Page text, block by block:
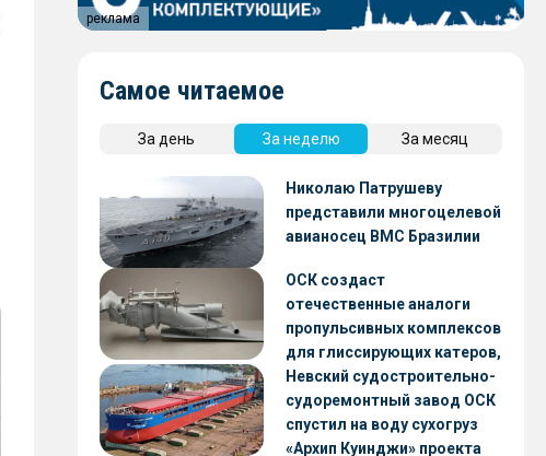
реклама
Самое читаемое
За день За неделю За месяц
Николаю Патрушеву
представили многоцелевой
авианосец ВМС Бразилии
ОСК создаст
отечественные аналоги
пропульсивных комплексов
для глиссирующих катеров,
скоростных судов и судов с
малой осадкой
Невский судостроительно-
судоремонтный завод ОСК
спустил на воду сухогруз
«Архип Куинджи» проекта